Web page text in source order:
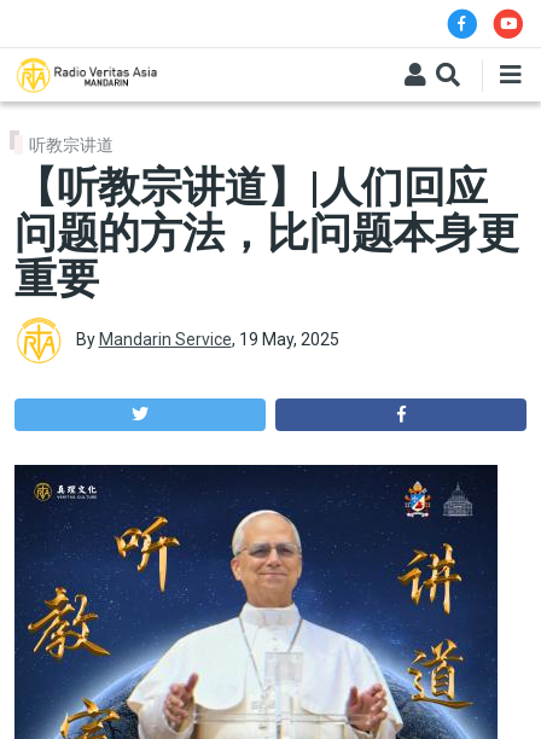
听教宗讲道
【听教宗讲道】|人们回应
问题的方法，比问题本身更
重要
By Mandarin Service, 19 May, 2025